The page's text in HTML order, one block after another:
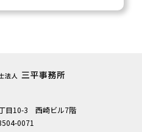
目10-3 西崎ビル7階
0071